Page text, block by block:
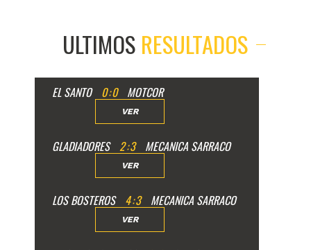
ULTIMOS RESULTADOS
EL SANTO 0:0 MOTCOR
VER
GLADIADORES 2:3 MECANICA SARRACO
VER
LOS BOSTEROS 4:3 MECANICA SARRACO
VER